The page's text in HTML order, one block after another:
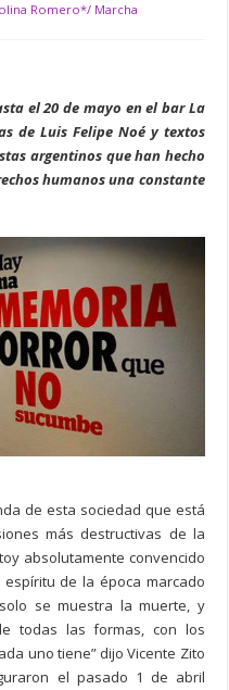
Romero*/ Marcha
el 20 de mayo en el bar La
de Luis Felipe Noé y textos
argentinos que han hecho
humanos una constante
de esta sociedad que está
más destructivas de la
absolutamente convencido
de la época marcado
se muestra la muerte, y
todas las formas, con los
uno tiene” dijo Vicente Zito
el pasado 1 de abril